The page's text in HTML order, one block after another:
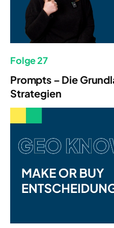
Folge 27
Prompts – Die
Strategien